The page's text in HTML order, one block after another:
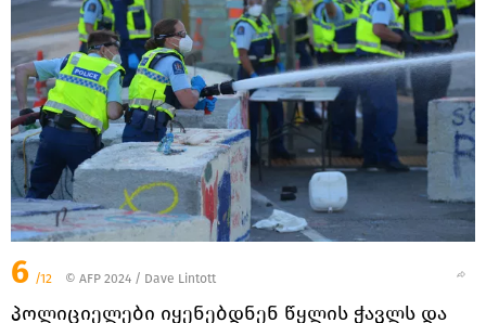
6 /12 © AFP 2024 / Dave Lintott
პოლიციელები იყენებდნენ წყლის ჭავლს და